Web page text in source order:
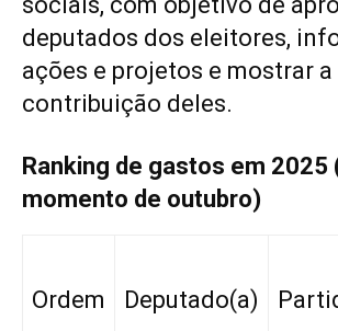
deputados dos eleitores,
ações e projetos e mostrar a
contribuição deles.
Ranking de gastos em 2025
momento de outubro)
Ordem Deputado(a)